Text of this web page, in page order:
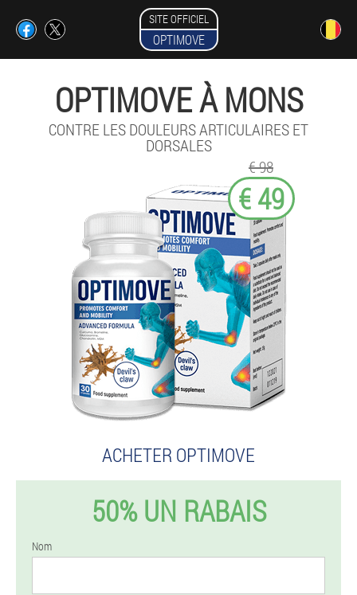
SITE OFFICIEL
OPTIMOVE
OPTIMOVE À MONS
CONTRE LES DOULEURS ARTICULAIRES ET
DORSALES
€ 98
€ 49
ACHETER OPTIMOVE
50% UN RABAIS
Nom